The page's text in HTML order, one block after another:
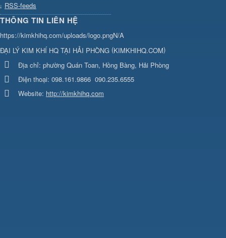
RSS-feeds
THÔNG TIN LIÊN HỆ
https://kimkhihq.com/uploads/logo.pngN/A
ĐẠI LÝ KIM KHÍ HQ TẠI HẢI PHÒNG (KIMKHIHQ.COM)
Địa chỉ: phường Quán Toan, Hồng Bàng, Hải Phòng
Điện thoại: 098.161.9866 090.235.6555
Website: http://kimkhihq.com